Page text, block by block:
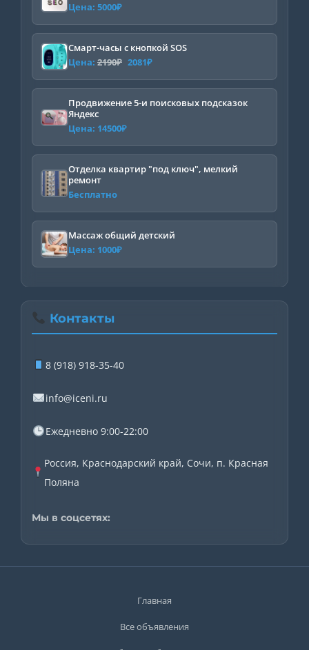
Цена: 5000₽
Смарт-часы с кнопкой SOS
Цена: 2190₽ Первоначальная
цена
составляла
2081₽Текущая
цена:
Продвижение 5-и поисковых подсказок
Яндекс
Цена: 14500₽
Отделка квартир "под ключ", мелкий
ремонт
Бесплатно
Массаж общий детский
Цена: 1000₽
Контакты
8 (918) 918-35-40
info@iceni.ru
Ежедневно 9:00-22:00
Россия, Краснодарский край, Сочи, п. Красная
Поляна
Мы в соцсетях:
Главная
Все объявления